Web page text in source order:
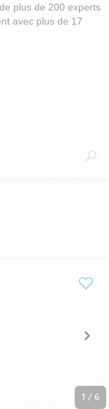
plus de 200 experts
avec plus de 17
avec agilité et
Markets, Gestion
de besoins.
: bureaux,
foncier et terrains.
1 / 6